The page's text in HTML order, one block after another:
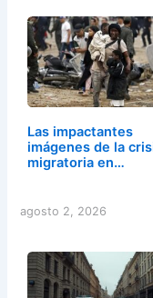
Las impactantes
imágenes de la
migratoria en…
agosto 2, 2026